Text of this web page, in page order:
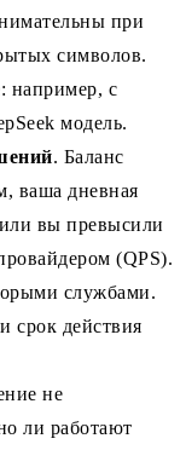
при
символов.
: например, с
модель.
. Баланс
ваша дневная
вы превысили
(QPS).
службами.
срок действия
не
ли работают